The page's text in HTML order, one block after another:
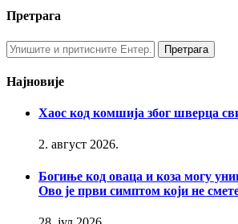
Претрага
Најновије
Хаос код комшија због шверца
2. август 2026.
Богиње код оваца и коза могу
Ово је први симптом који не